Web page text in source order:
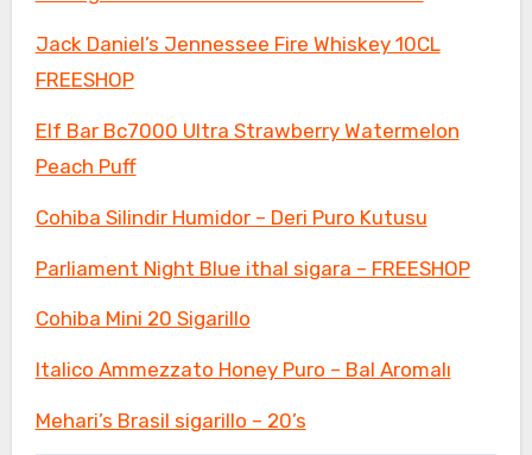
Jack Daniel’s Jennessee Fire Whiskey 10CL
FREESHOP
Elf Bar Bc7000 Ultra Strawberry Watermelon
Peach Puff
Cohiba Silindir Humidor – Deri Puro Kutusu
Parliament Night Blue ithal sigara – FREESHOP
Cohiba Mini 20 Sigarillo
Italico Ammezzato Honey Puro – Bal Aromalı
Mehari’s Brasil sigarillo – 20’s